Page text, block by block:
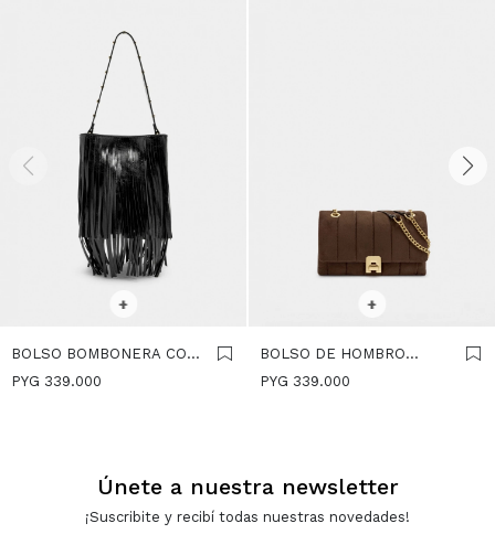
+
BOLSO BOMBONERA CON
FLECOS LARGOS -
PYG 339.000
+
BOLSO DE HOMBRO
EFECTO PIEL CON
PYG 339.000
Únete a nuestra newsletter
¡Suscribite y recibí todas nuestras novedades!